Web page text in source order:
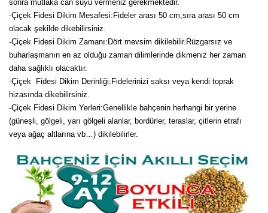
sonra mutlaka can suyu vermeniz gerekmektedir.
-Çiçek Fidesi Dikim Mesafesi:Fideler arası 50 cm,sıra arası 50 cm
olacak şekilde dikebilirsiniz.
-Çiçek Fidesi Dikim Zamanı:Dört mevsim dikilebilir.Rüzgarsız ve
buharlaşmanın en az olduğu zaman dilimlerinde dikmeniz her zaman
daha sağlıklı olacaktır.
-Çiçek Fidesi Dikim Derinliği:Fidelerinizi saksı veya kendi toprak
hizasında dikebilirsiniz.
-Çiçek Fidesi Dikim Yerleri:Genellikle bahçenin herhangi bir yerine
(güneşli, gölgeli, yarı gölgeli alanlar, bordürler, teraslar, çitlerin etrafı
veya ağaç altlarına vb…) dikilebilirler.